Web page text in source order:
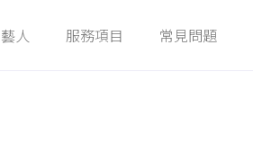
人 服務項目 常見問題